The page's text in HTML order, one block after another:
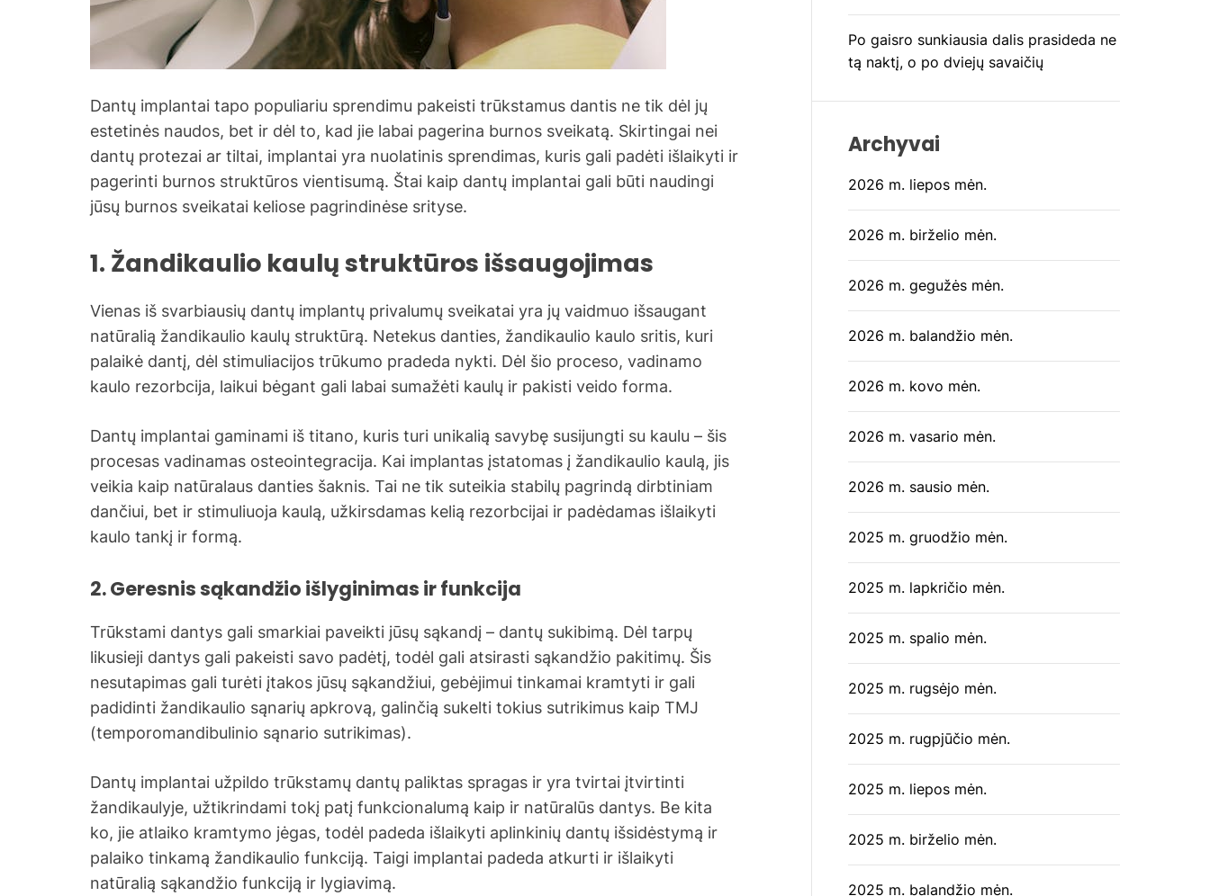
Dantų implantai tapo populiariu sprendimu pakeisti trūkstamus dantis ne tik dėl jų
estetinės naudos, bet ir dėl to, kad jie labai pagerina burnos sveikatą. Skirtingai nei
dantų protezai ar tiltai, implantai yra nuolatinis sprendimas, kuris gali padėti išlaikyti ir
pagerinti burnos struktūros vientisumą. Štai kaip dantų implantai gali būti naudingi
jūsų burnos sveikatai keliose pagrindinėse srityse.
1. Žandikaulio kaulų struktūros išsaugojimas
Vienas iš svarbiausių dantų implantų privalumų sveikatai yra jų vaidmuo išsaugant
natūralią žandikaulio kaulų struktūrą. Netekus danties, žandikaulio kaulo sritis, kuri
palaikė dantį, dėl stimuliacijos trūkumo pradeda nykti. Dėl šio proceso, vadinamo
kaulo rezorbcija, laikui bėgant gali labai sumažėti kaulų ir pakisti veido forma.
Dantų implantai gaminami iš titano, kuris turi unikalią savybę susijungti su kaulu – šis
procesas vadinamas osteointegracija. Kai implantas įstatomas į žandikaulio kaulą, jis
veikia kaip natūralaus danties šaknis. Tai ne tik suteikia stabilų pagrindą dirbtiniam
dančiui, bet ir stimuliuoja kaulą, užkirsdamas kelią rezorbcijai ir padėdamas išlaikyti
kaulo tankį ir formą.
2. Geresnis sąkandžio išlyginimas ir funkcija
Trūkstami dantys gali smarkiai paveikti jūsų sąkandį – dantų sukibimą. Dėl tarpų
likusieji dantys gali pakeisti savo padėtį, todėl gali atsirasti sąkandžio pakitimų. Šis
nesutapimas gali turėti įtakos jūsų sąkandžiui, gebėjimui tinkamai kramtyti ir gali
padidinti žandikaulio sąnarių apkrovą, galinčią sukelti tokius sutrikimus kaip TMJ
(temporomandibulinio sąnario sutrikimas).
Dantų implantai užpildo trūkstamų dantų paliktas spragas ir yra tvirtai įtvirtinti
žandikaulyje, užtikrindami tokį patį funkcionalumą kaip ir natūralūs dantys. Be kita
ko, jie atlaiko kramtymo jėgas, todėl padeda išlaikyti aplinkinių dantų išsidėstymą ir
palaiko tinkamą žandikaulio funkciją. Taigi implantai padeda atkurti ir išlaikyti
natūralią sąkandžio funkciją ir lygiavimą.
Po gaisro sunkiausia dalis prasideda ne
tą naktį, o po dviejų savaičių
Archyvai
2026 m. liepos mėn.
2026 m. birželio mėn.
2026 m. gegužės mėn.
2026 m. balandžio mėn.
2026 m. kovo mėn.
2026 m. vasario mėn.
2026 m. sausio mėn.
2025 m. gruodžio mėn.
2025 m. lapkričio mėn.
2025 m. spalio mėn.
2025 m. rugsėjo mėn.
2025 m. rugpjūčio mėn.
2025 m. liepos mėn.
2025 m. birželio mėn.
2025 m. balandžio mėn.